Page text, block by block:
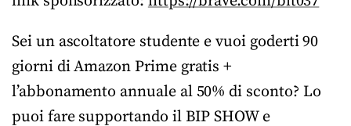
Sei un ascoltatore studente e vuoi goderti 90
giorni di Amazon Prime gratis +
l’abbonamento annuale al 50% di sconto? Lo
puoi fare supportando il BIP SHOW e